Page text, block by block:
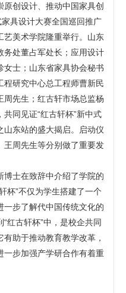
创设计、推动中国家具创
具设计大赛全国巡回推广
艺美术学院隆重举行。山东
务处董占军处长；应用设计
女士；山东省家具协会秘书
程研究中心总工程师曹新民
周先生；红古轩市场总监杨
同见证“红古轩杯”新中式
山东站的盛大揭启。启动仪
王周先生等分别做了重要发
士在致辞中介绍了学院的
杯”不仅为学生搭建了一个
一步了解代中国传统文化的
红古轩杯”中，是校企共同
助于推动教育教学改革，
一步加强产学研合作有着重